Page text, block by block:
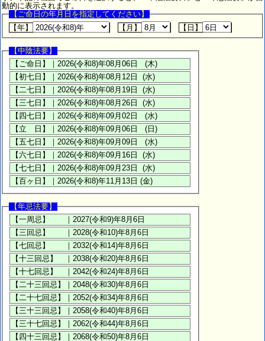
動的に表示されます。
【ご命日の年月日を指定してください】
【年】
【月】 【日】
【中陰法要】
【年忌法要】